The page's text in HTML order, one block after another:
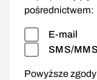
pośrednictwem:
E-mail
SMS/MMS
Powyższe